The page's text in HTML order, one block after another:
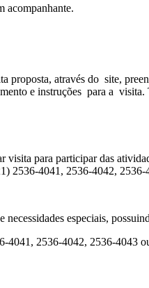
acompanhante.
proposta, através do site,
e instruções para a
visita para participar das
2536-4041, 2536-4042, 2536-
necessidades especiais,
4041, 2536-4042, 2536-4043